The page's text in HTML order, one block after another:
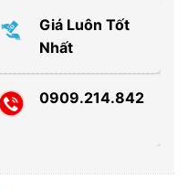
Giá Luôn Tốt
Nhất
0909.214.842